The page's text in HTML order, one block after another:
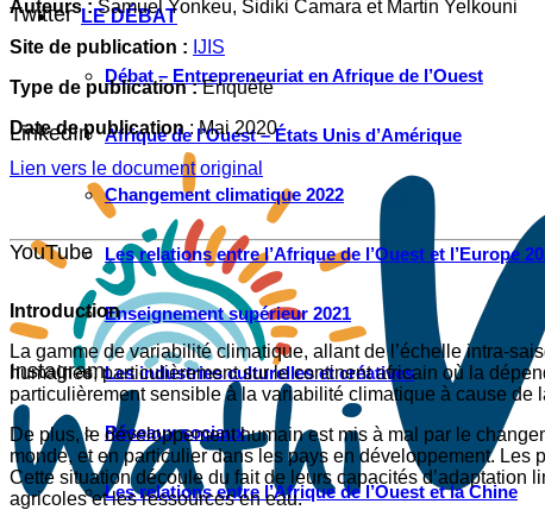
Twitter
LinkedIn
YouTube
Instagram
LE DÉBAT
Débat – Entrepreneuriat en Afrique de l’Ouest
Afrique de l’Ouest – États Unis d’Amérique
Changement climatique 2022
Les relations entre l’Afrique de l’Ouest et l’Europe
Enseignement supérieur 2021
Les industries culturelles et créatives
Réseaux sociaux
Les relations entre l’Afrique de l’Ouest et la Chine
Auteurs :Samuel Yonkeu, Sidiki Camara et Martin Yelkouni
Site de publication : IJIS
Type de publication :Enquête
Date de publication: Mai 2020
Lien vers le document original
Introduction
La gamme de variabilité climatique, allant de l’échelle intra-
humaines, particulièrement sur le continent africain où la
particulièrement sensible à la variabilité climatique à cause de
De plus, le développement humain est mis à mal par le
monde, et en particulier dans les pays en développement.
Cette situation découle du fait de leurs capacités
agricoles et les ressources en eau.